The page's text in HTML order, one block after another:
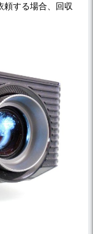
頼する場合、回収